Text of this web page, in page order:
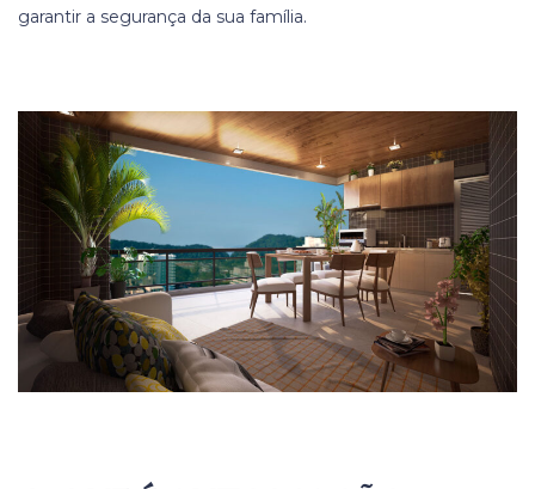
garantir a segurança da sua família.